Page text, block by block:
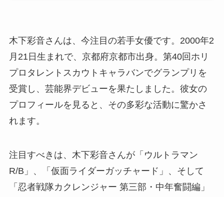
木下彩音さんは、今注目の若手女優です。2000年2
月21日生まれで、京都府京都市出身。第40回ホリ
プロタレントスカウトキャラバンでグランプリを
受賞し、芸能界デビューを果たしました。彼女の
プロフィールを見ると、その多彩な活動に驚かさ
れます。
注目すべきは、木下彩音さんが「ウルトラマン
R/B」、「仮面ライダーガッチャード」、そして
「忍者戦隊カクレンジャー 第三部・中年奮闘編」